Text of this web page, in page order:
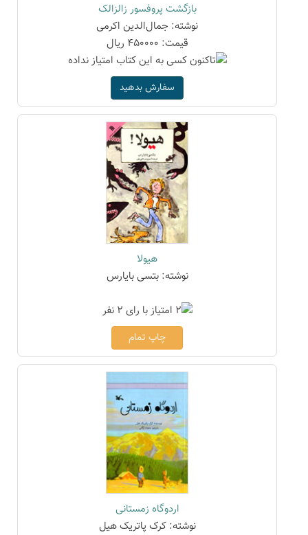
بازگشت پروفسور زالزالک
نوشته: جمال‌الدین اکرمی
قیمت: 450000 ریال
سفارش بدهید
هیولا
نوشته: بتسی بایارس
چاپ تمام
اردوگاه زمستانی
نوشته: کرک پاتریک هیل